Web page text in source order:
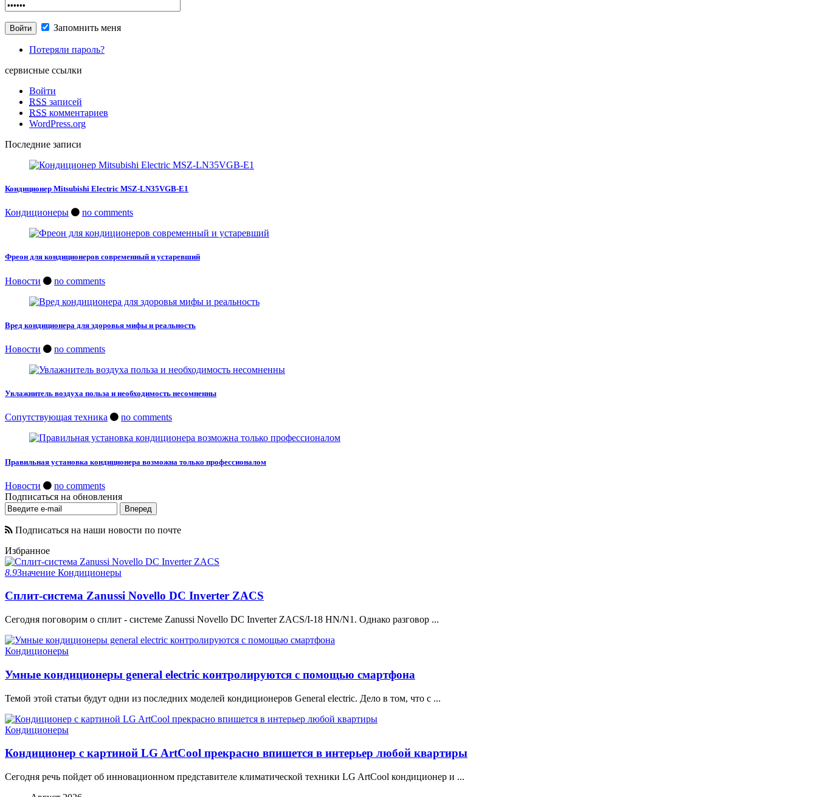
Запомнить меня
Потеряли пароль?
сервисные ссылки
Войти
RSS записей
RSS комментариев
WordPress.org
Последние записи
Кондиционер Mitsubishi Electric MSZ-LN35VGB-E1
Кондиционеры no comments
Фреон для кондиционеров современный и устаревший
Новости no comments
Вред кондиционера для здоровья мифы и реальность
Новости no comments
Увлажнитель воздуха польза и необходимость несомненны
Сопутствующая техника no comments
Правильная установка кондиционера возможна только профессионалом
Новости
no comments
Подписаться на обновления
Подписаться на наши новости по почте
Избранное
8.9Значение Кондиционеры
Сплит-система Zanussi Novello DC Inverter ZACS
Сегодня поговорим о сплит - системе Zanussi Novello DC Inverter ZACS/I-18 HN/N1. Однако разговор ...
Кондиционеры
Умные кондиционеры general electric контролируются с помощью смартфона
Темой этой статьи будут одни из последних моделей кондиционеров General electric. Дело в том, что с ...
Кондиционеры
Кондиционер с картиной LG ArtCool прекрасно впишется в интерьер любой квартиры
Сегодня речь пойдет об инновационном представителе климатической техники LG ArtCool кондиционер и ...